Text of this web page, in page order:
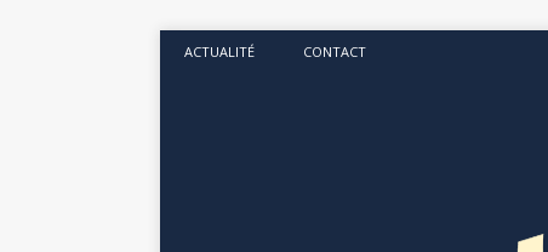
ACTUALITÉ CONTACT